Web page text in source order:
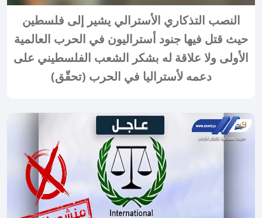
النصب التذكاري الأسترالي يشير إلى فلسطين
حيث قتل فيها جنود أستراليون في الحرب العالمية
الأولى ولا علاقة له بشكر الشعب الفلسطيني على
دعمه لأستراليا في الحرب (تحقّق)